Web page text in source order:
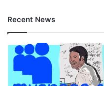
Recent News